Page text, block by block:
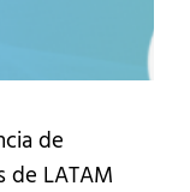
de
de LATAM